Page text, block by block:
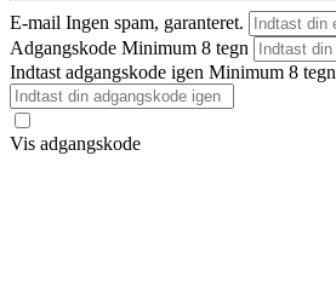
E-mail Ingen spam, garanteret.
Adgangskode Minimum 8 tegn
Indtast adgangskode igen Minimum 8 tegn
Vis adgangskode